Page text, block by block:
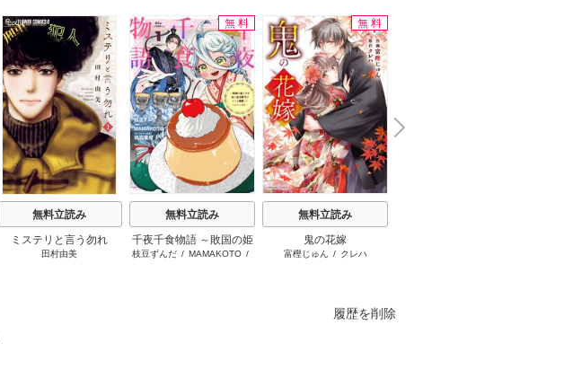
無料立読み
ミステリと言う勿れ
田村由美
無料
無料立読み
千夜千食物語 ～敗国の姫
ですが氷の皇子殿下がど
枝豆ずんだ/ MAMAKOTO/
無料
無料立読み
鬼の花嫁
富樫じゅん / クレハ
N
e
x
t
履歴を削除